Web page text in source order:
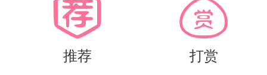
小“连自己的缺点都不能接受”“你也不
时也很讨厌自己的这些缺点”“我没你反
推荐 打赏